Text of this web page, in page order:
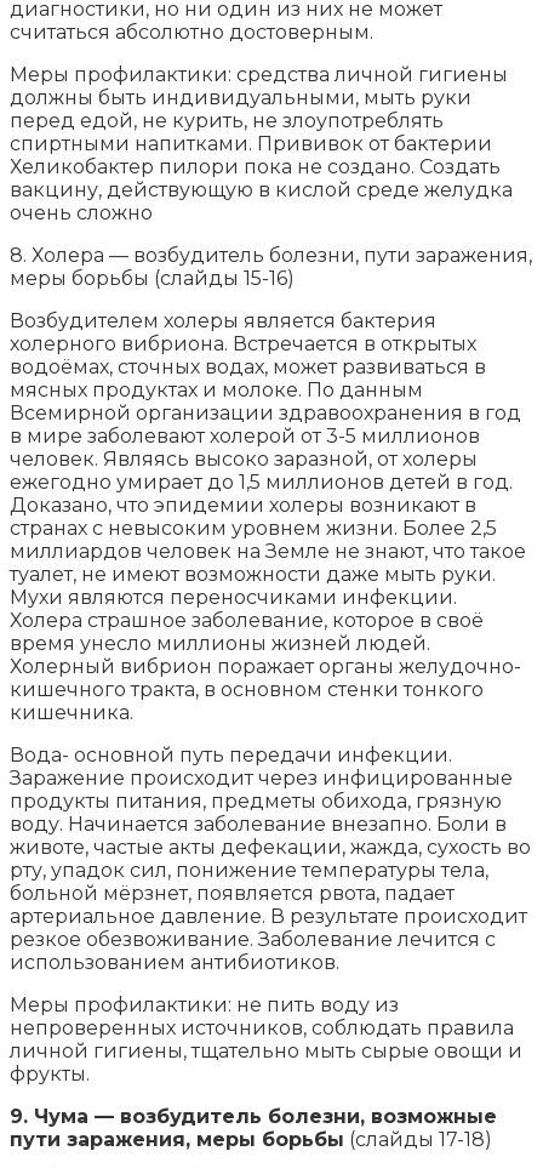
диагностики, но ни один из них не может
считаться абсолютно достоверным.
Меры профилактики: средства личной гигиены
должны быть индивидуальными, мыть руки
перед едой, не курить, не злоупотреблять
спиртными напитками. Прививок от бактерии
Хеликобактер пилори пока не создано. Создать
вакцину, действующую в кислой среде желудка
очень сложно
8. Холера — возбудитель болезни, пути заражения,
меры борьбы (слайды 15-16)
Возбудителем холеры является бактерия
холерного вибриона. Встречается в открытых
водоёмах, сточных водах, может развиваться в
мясных продуктах и молоке. По данным
Всемирной организации здравоохранения в год
в мире заболевают холерой от 3-5 миллионов
человек. Являясь высоко заразной, от холеры
ежегодно умирает до 1,5 миллионов детей в год.
Доказано, что эпидемии холеры возникают в
странах с невысоким уровнем жизни. Более 2,5
миллиардов человек на Земле не знают, что такое
туалет, не имеют возможности даже мыть руки.
Мухи являются переносчиками инфекции.
Холера страшное заболевание, которое в своё
время унесло миллионы жизней людей.
Холерный вибрион поражает органы желудочно-
кишечного тракта, в основном стенки тонкого
кишечника.
Вода- основной путь передачи инфекции.
Заражение происходит через инфицированные
продукты питания, предметы обихода, грязную
воду. Начинается заболевание внезапно. Боли в
животе, частые акты дефекации, жажда, сухость во
рту, упадок сил, понижение температуры тела,
больной мёрзнет, появляется рвота, падает
артериальное давление. В результате происходит
резкое обезвоживание. Заболевание лечится с
использованием антибиотиков.
Меры профилактики: не пить воду из
непроверенных источников, соблюдать правила
личной гигиены, тщательно мыть сырые овощи и
фрукты.
9. Чума — возбудитель болезни, возможные
пути заражения, меры борьбы (слайды 17-18)